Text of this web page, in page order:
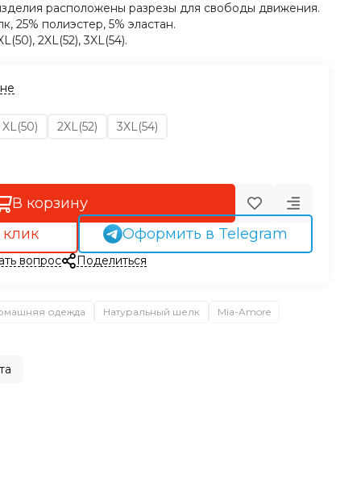
расположены разрезы для свободы движения.
25% полиэстер, 5% эластан.
2XL(52), 3XL(54).
XL(50) 2XL(52) 3XL(54)
В корзину
Оформить в Telegram
вопрос Поделиться
одежда Натуральный шелк Mia-Amore